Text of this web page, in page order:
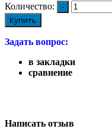
Количество:
Купить
Задать вопрос:
в закладки
сравнение
Написать отзыв